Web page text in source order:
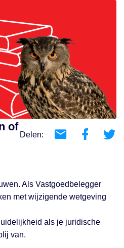
of
Delen:
Als Vastgoedbelegger
met wijzigende wetgeving
als je juridische
van.